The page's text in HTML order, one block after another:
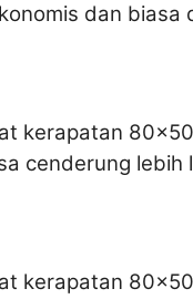
dan
kerapatan
cenderung
kerapatan